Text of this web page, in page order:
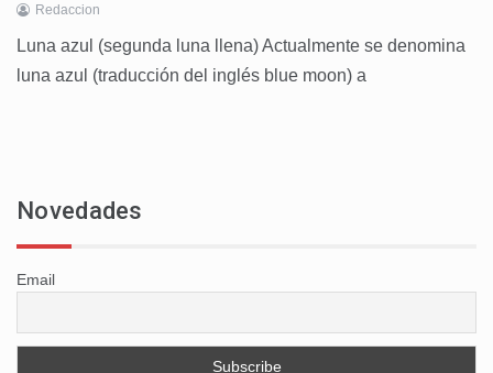
Redaccion
Luna azul (segunda luna llena) Actualmente se denomina
luna azul (traducción del inglés blue moon) a
Novedades
Email